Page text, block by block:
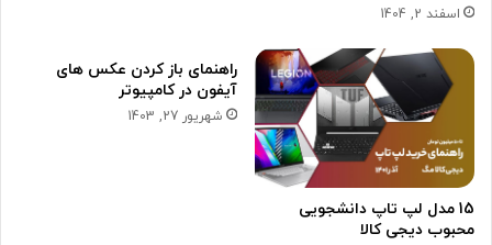
اسفند 2, 1404
15 مدل لپ تاپ دانشجویی
محبوب دیجی کالا
راهنمای باز کردن عکس های
آیفون در کامپیوتر
شهریور 27, 1403